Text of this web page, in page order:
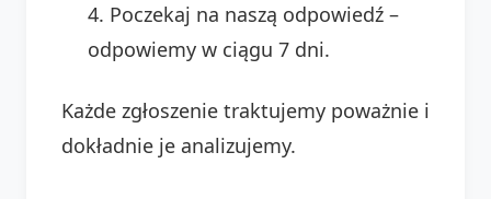
Poczekaj na naszą odpowiedź –
odpowiemy w ciągu 7 dni.
Każde zgłoszenie traktujemy poważnie i
dokładnie je analizujemy.